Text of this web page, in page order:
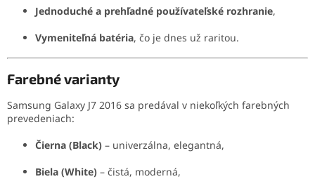
Jednoduché a prehľadné používateľské rozhranie,
Vymeniteľná batéria, čo je dnes už raritou.
Farebné varianty
Samsung Galaxy J7 2016 sa predával v niekoľkých farebných
prevedeniach:
Čierna (Black) – univerzálna, elegantná,
Biela (White) – čistá, moderná,